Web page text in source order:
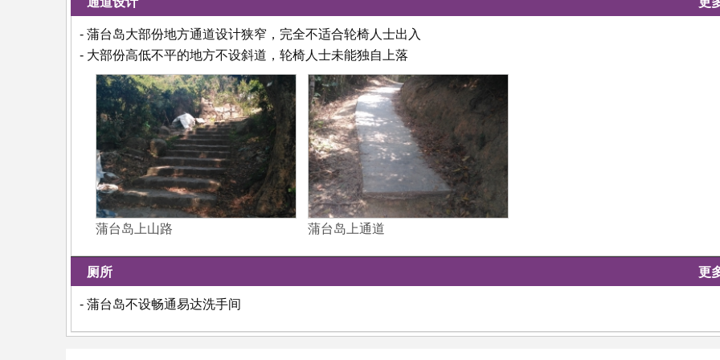
- 蒲台岛大部份地方通道设计狭窄，完全不适合轮椅人士出入
- 大部份高低不平的地方不设斜道，轮椅人士未能独自上落
蒲台岛上山路 蒲台岛上通道
厕所 更
- 蒲台岛不设畅通易达洗手间